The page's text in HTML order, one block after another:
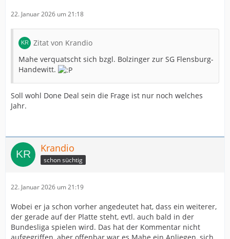
22. Januar 2026 um 21:18
Zitat von Krandio
Mahe verquatscht sich bzgl. Bolzinger zur SG Flensburg-
Handewitt.
Soll wohl Done Deal sein die Frage ist nur noch welches
Jahr.
Krandio
schon süchtig
22. Januar 2026 um 21:19
Wobei er ja schon vorher angedeutet hat, dass ein weiterer,
der gerade auf der Platte steht, evtl. auch bald in der
Bundesliga spielen wird. Das hat der Kommentar nicht